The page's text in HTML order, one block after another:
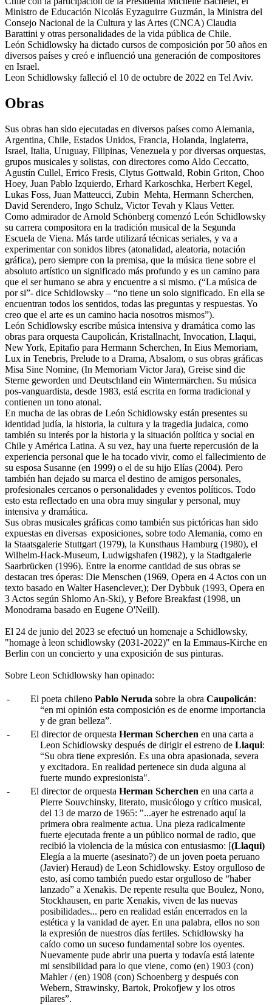
Ministro de Educación Nicolás Eyzaguirre Guzmán, la Ministra del
Consejo Nacional de la Cultura y las Artes (CNCA) Claudia
Barattini y otras personalidades de la vida pública de Chile.
León Schidlowsky ha dictado cursos de composición por 50 años en
diversos países y creó e influenció una generación de compositores
en Israel.
Leon Schidlowsky falleció el 10 de octubre de 2022 en Tel Aviv.
Obras
Sus obras han sido ejecutadas en diversos países como Alemania,
Argentina, Chile, Estados Unidos, Francia, Holanda, Inglaterra,
Israel, Italia, Uruguay, Filipinas, Venezuela y por diversas orquestas,
grupos musicales y solistas, con directores como Aldo Ceccatto,
Agustín Cullel, Errico Fresis, Clytus Gottwald, Robin Griton, Choo
Hoey, Juan Pablo Izquierdo, Erhard Karkoschka, Herbert Kegel,
Lukas Foss, Juan Matteucci, Zubin Mehta, Hermann Scherchen,
David Serendero, Ingo Schulz, Victor Tevah y Klaus Vetter.
Como admirador de Arnold Schönberg comenzó León Schidlowsky
su carrera compositora en la tradición musical de la Segunda
Escuela de Viena. Más tarde utilizará técnicas seriales, y va a
experimentar con sonidos libres (atonalidad, aleatoria, notación
gráfica), pero siempre con la premisa, que la música tiene sobre el
absoluto artístico un significado más profundo y es un camino para
que el ser humano se abra y encuentre a si mismo. (“La música de
por si”- dice Schidlowsky – “no tiene un solo significado. En ella se
encuentran todos los sentidos, todas las preguntas y respuestas. Yo
creo que el arte es un camino hacia nosotros mismos”).
León Schidlowsky escribe música intensiva y dramática como las
obras para orquesta Caupolicán, Kristallnacht, Invocation, Llaqui,
New York, Epitafio para Hermann Scherchen, In Eius Memoriam,
Lux in Tenebris, Prelude to a Drama, Absalom, o sus obras gráficas
Misa Sine Nomine, (In Memoriam Victor Jara), Greise sind die
Sterne geworden und Deutschland ein Wintermärchen. Su música
pos-vanguardista, desde 1983, está escrita en forma tradicional y
contienen un tono atonal.
En mucha de las obras de León Schidlowsky están presentes su
identidad judía, la historia, la cultura y la tragedia judaica, como
también su interés por la historia y la situación política y social en
Chile y América Latina. A su vez, hay una fuerte repercusión de la
experiencia personal que le ha tocado vivir, como el fallecimiento de
su esposa Susanne (en 1999) o el de su hijo Elías (2004). Pero
también han dejado su marca el destino de amigos personales,
profesionales cercanos o personalidades y eventos políticos. Todo
esto esta reflectado en una obra muy singular y personal, muy
intensiva y dramática.
Sus obras musicales gráficas como también sus pictóricas han sido
expuestas en diversas exposiciones, sobre todo Alemania, como en
la Staatsgalerie Stuttgart (1979), la Kunsthaus Hamburg (1980), el
Wilhelm-Hack-Museum, Ludwigshafen (1982), y la Stadtgalerie
Saarbrücken (1996). Entre la enorme cantidad de sus obras se
destacan tres óperas: Die Menschen (1969, Opera en 4 Actos con un
texto basado en Walter Hasenclever,); Der Dybbuk (1993, Opera en
3 Actos según Shlomo An-Ski), y Before Breakfast (1998, un
Monodrama basado en Eugene O'Neill).
El 24 de junio del 2023 se efectuó un homenaje a Schidlowsky,
"homage à leon schidlowsky (2031-2022)" en la Emmaus-Kirche en
Berlin con un concierto y una exposición de sus pinturas.
Sobre Leon Schidlowsky han opinado:
- El poeta chileno Pablo Neruda sobre la obra Caupolicán:
“en mi opinión esta composición es de enorme importancia
y de gran belleza”.
-
El director de orquesta Herman Scherchen en una carta a
Leon Schidlowsky después de dirigir el estreno de Llaqui:
“Su obra tiene expresión. Es una obra apasionada, severa
y excitadora. En realidad pertenece sin duda alguna al
fuerte mundo expresionista".
-
El director de orquesta Herman Scherchen en una carta a
Pierre Souvchinsky, literato, musicólogo y crítico musical,
del 13 de marzo de 1965: "...ayer he estrenado aquí la
primera obra realmente actua. Una pieza radicalmente
fuerte ejecutada frente a un público normal de radio, que
recibió la violencia de la música con entusiasmo: [(Llaqui)
Elegía a la muerte (asesinato?) de un joven poeta peruano
(Javier) Heraud) de Leon Schidlowsky. Estoy orgulloso de
esto, así como también puedo estar orgulloso de “haber
lanzado” a Xenakis. De repente resulta que Boulez, Nono,
Stockhausen, en parte Xenakis, viven de las nuevas
posibilidades... pero en realidad están encerrados en la
estética y la vanidad de ayer. En una palabra, ellos no son
la expresión de nuestros días fertiles. Schidlowsky ha
caído como un suceso fundamental sobre los oyentes.
Nuevamente pude abrir una puerta y todavía está latente
mi sensibilidad para lo que viene, como (en) 1903 (con)
Mahler / (en) 1908 (con) Schoenberg y después con
Webern, Strawinsky, Bartok, Prokofjew y los otros
pilares”.